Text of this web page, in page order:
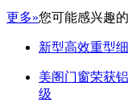
更多»您可能感兴趣
新型高效重型
美阁门窗荣获
级